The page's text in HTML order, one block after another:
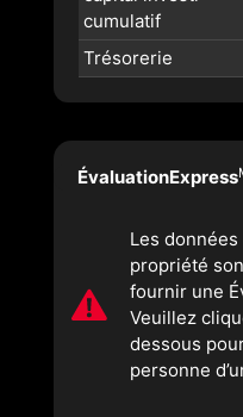
cumulatif
Trésorerie
ÉvaluationExpress
Les
propriété
fournir une
Veuillez
dessous
personne